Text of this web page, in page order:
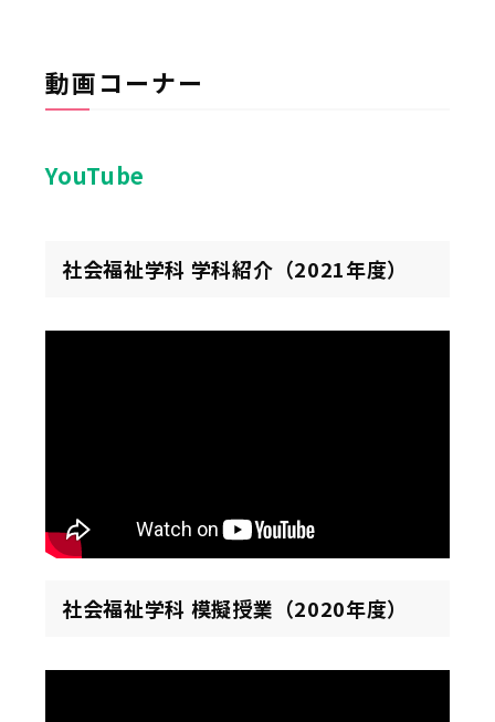
動画コーナー
YouTube
社会福祉学科 学科紹介（2021年度）
社会福祉学科 模擬授業（2020年度）